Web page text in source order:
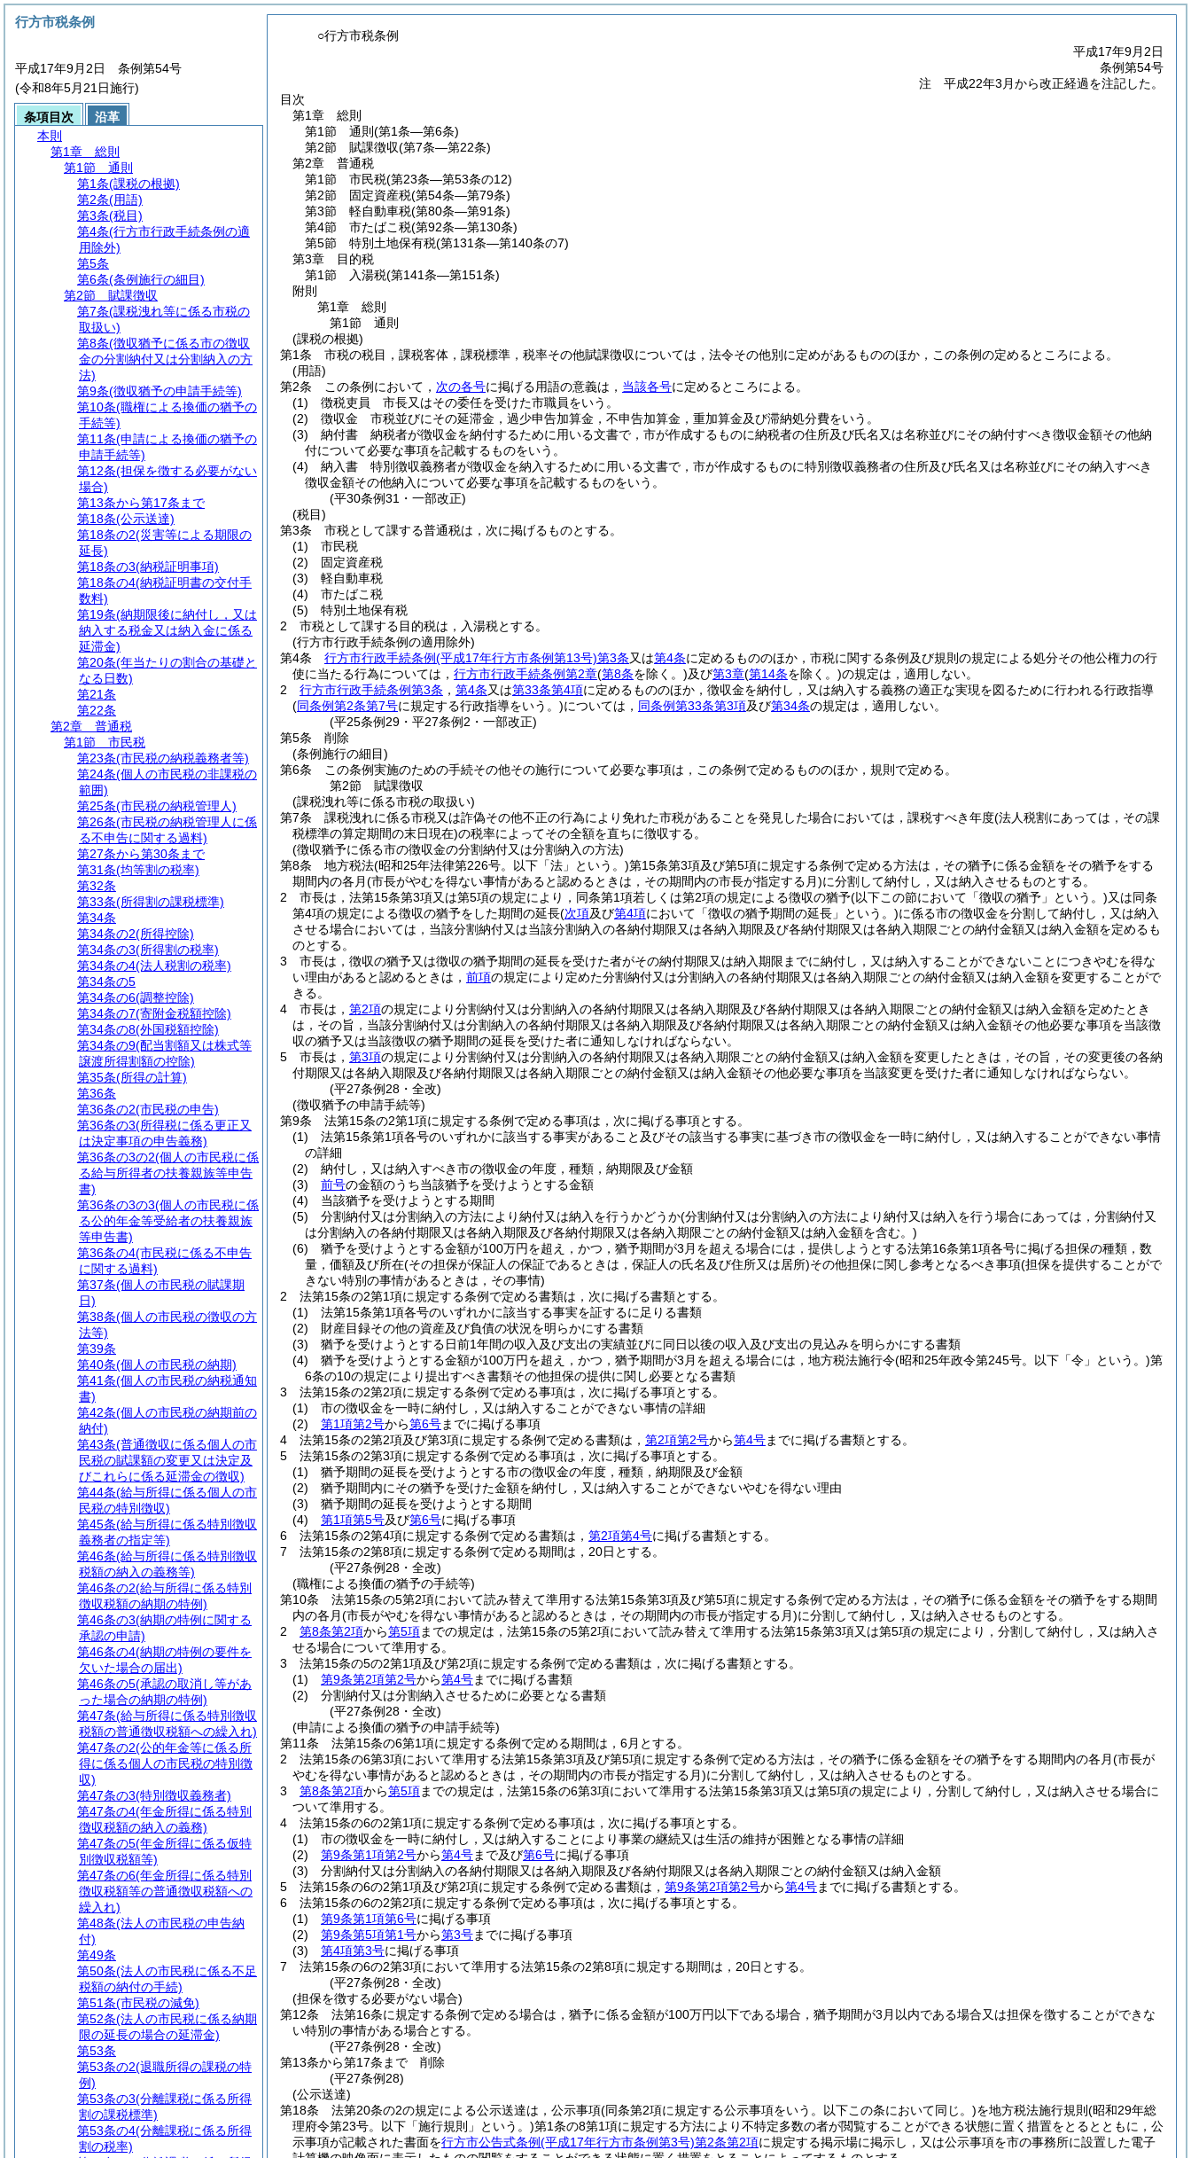
○行方市税条例
平成17年9月2日
条例第54号
注 平成22年3月から改正経過を注記した。
目次
第1章
総則
第1節
通則 (第1条―第6条)
第2節
賦課徴収(第7条―第22条)
第2章
普通税
第1節
市民税(第23条―第53条の12)
第2節
固定資産税(第54条―第79条)
第3節
軽自動車税(第80条―第91条)
第4節
市たばこ税(第92条―第130条)
第5節
特別土地保有税(第131条―第140条の7)
第3章
目的税
第1節
入湯税(第141条―第151条)
附則
第1章
総則
第1節
通則
(課税の根拠)
第1条
市税の税目，課税客体，課税標準，税率その他賦課徴収については，法令その他別に定めがあるもののほか，この条例の定めるところによる。
(用語)
第2条
この条例において， 次の各号に掲げる用語の意義は， 当該各号に定めるところによる。
(1)
徴税吏員 市長又はその委任を受けた市職員をいう。
(2)
徴収金 市税並びにその延滞金，過少申告加算金，不申告加算金，重加算金及び滞納処分費をいう。
(3)
納付書 納税者が徴収金を納付するために用いる文書で，市が作成するものに納税者の住所及び氏名又は名称並びにその納付すべき徴収金額その他納
付について必要な事項を記載するものをいう。
(4)
納入書 特別徴収義務者が徴収金を納入するために用いる文書で，市が作成するものに特別徴収義務者の住所及び氏名又は名称並びにその納入すべき
徴収金額その他納入について必要な事項を記載するものをいう。
(平30条例31・一部改正)
(税目)
第3条
市税として課する普通税は，次に掲げるものとする。
(1)
市民税
(2)
固定資産税
(3)
軽自動車税
(4)
市たばこ税
(5)
特別土地保有税
2
市税として課する目的税は，入湯税とする。
(行方市行政手続条例の適用除外)
第4条
行方市行政手続条例(平成17年行方市条例第13号)第3条又は第4条に定めるもののほか，市税に関する条例及び規則の規定による処分その他公権力の行
使に当たる行為については， 行方市行政手続条例第2章(第8条を除く。)及び第3章(第14条を除く。)の規定は，適用しない。
2
行方市行政手続条例第3条 ， 第4条又は第33条第4項に定めるもののほか，徴収金を納付し，又は納入する義務の適正な実現を図るために行われる行政指導
(同条例第2条第7号に規定する行政指導をいう。)については， 同条例第33条第3項及び第34条の規定は，適用しない。
(平25条例29・平27条例2・一部改正)
第5条
削除
(条例施行の細目)
第6条
この条例実施のための手続その他その施行について必要な事項は，この条例で定めるもののほか，規則で定める。
第2節
賦課徴収
(課税洩れ等に係る市税の取扱い)
第7条
課税洩れに係る市税又は詐偽その他不正の行為により免れた市税があることを発見した場合においては，課税すべき年度(法人税割にあっては，その課
税標準の算定期間の末日現在)の税率によってその全額を直ちに徴収する。
(徴収猶予に係る市の徴収金の分割納付又は分割納入の方法)
第8条
地方税法(昭和25年法律第226号。以下「法」という。)第15条第3項及び第5項に規定する条例で定める方法は，その猶予に係る金額をその猶予をする
期間内の各月(市長がやむを得ない事情があると認めるときは，その期間内の市長が指定する月)に分割して納付し，又は納入させるものとする。
2
市長は，法第15条第3項又は第5項の規定により，同条第1項若しくは第2項の規定による徴収の猶予(以下この節において「徴収の猶予」という。)又は同条
第4項の規定による徴収の猶予をした期間の延長(次項及び第4項において「徴収の猶予期間の延長」という。)に係る市の徴収金を分割して納付し，又は納入
させる場合においては，当該分割納付又は当該分割納入の各納付期限又は各納入期限及び各納付期限又は各納入期限ごとの納付金額又は納入金額を定めるも
のとする。
3
市長は，徴収の猶予又は徴収の猶予期間の延長を受けた者がその納付期限又は納入期限までに納付し，又は納入することができないことにつきやむを得な
い理由があると認めるときは， 前項の規定により定めた分割納付又は分割納入の各納付期限又は各納入期限ごとの納付金額又は納入金額を変更することがで
きる。
4
市長は， 第2項の規定により分割納付又は分割納入の各納付期限又は各納入期限及び各納付期限又は各納入期限ごとの納付金額又は納入金額を定めたとき
は，その旨，当該分割納付又は分割納入の各納付期限又は各納入期限及び各納付期限又は各納入期限ごとの納付金額又は納入金額その他必要な事項を当該徴
収の猶予又は当該徴収の猶予期間の延長を受けた者に通知しなければならない。
5
市長は， 第3項の規定により分割納付又は分割納入の各納付期限又は各納入期限ごとの納付金額又は納入金額を変更したときは，その旨，その変更後の各納
付期限又は各納入期限及び各納付期限又は各納入期限ごとの納付金額又は納入金額その他必要な事項を当該変更を受けた者に通知しなければならない。
(平27条例28・全改)
(徴収猶予の申請手続等)
第9条
法第15条の2第1項に規定する条例で定める事項は，次に掲げる事項とする。
(1)
法第15条第1項各号のいずれかに該当する事実があること及びその該当する事実に基づき市の徴収金を一時に納付し，又は納入することができない事情
の詳細
(2)
納付し，又は納入すべき市の徴収金の年度，種類，納期限及び金額
(3)
前号の金額のうち当該猶予を受けようとする金額
(4)
当該猶予を受けようとする期間
(5)
分割納付又は分割納入の方法により納付又は納入を行うかどうか(分割納付又は分割納入の方法により納付又は納入を行う場合にあっては，分割納付又
は分割納入の各納付期限又は各納入期限及び各納付期限又は各納入期限ごとの納付金額又は納入金額を含む。)
(6)
猶予を受けようとする金額が100万円を超え，かつ，猶予期間が3月を超える場合には，提供しようとする法第16条第1項各号に掲げる担保の種類，数
量，価額及び所在(その担保が保証人の保証であるときは，保証人の氏名及び住所又は居所)その他担保に関し参考となるべき事項(担保を提供することがで
きない特別の事情があるときは，その事情)
2
法第15条の2第1項に規定する条例で定める書類は，次に掲げる書類とする。
(1)
法第15条第1項各号のいずれかに該当する事実を証するに足りる書類
(2)
財産目録その他の資産及び負債の状況を明らかにする書類
(3)
猶予を受けようとする日前1年間の収入及び支出の実績並びに同日以後の収入及び支出の見込みを明らかにする書類
(4)
猶予を受けようとする金額が100万円を超え，かつ，猶予期間が3月を超える場合には，地方税法施行令(昭和25年政令第245号。以下「令」という。)第
6条の10の規定により提出すべき書類その他担保の提供に関し必要となる書類
3
法第15条の2第2項に規定する条例で定める事項は，次に掲げる事項とする。
(1)
市の徴収金を一時に納付し，又は納入することができない事情の詳細
(2)
第1項第2号から第6号までに掲げる事項
4
法第15条の2第2項及び第3項に規定する条例で定める書類は， 第2項第2号から第4号までに掲げる書類とする。
5
法第15条の2第3項に規定する条例で定める事項は，次に掲げる事項とする。
(1)
猶予期間の延長を受けようとする市の徴収金の年度，種類，納期限及び金額
(2)
猶予期間内にその猶予を受けた金額を納付し，又は納入することができないやむを得ない理由
(3)
猶予期間の延長を受けようとする期間
(4)
第1項第5号及び第6号に掲げる事項
6
法第15条の2第4項に規定する条例で定める書類は， 第2項第4号に掲げる書類とする。
7
法第15条の2第8項に規定する条例で定める期間は，20日とする。
(平27条例28・全改)
(職権による換価の猶予の手続等)
第10条
法第15条の5第2項において読み替えて準用する法第15条第3項及び第5項に規定する条例で定める方法は，その猶予に係る金額をその猶予をする期間
内の各月(市長がやむを得ない事情があると認めるときは，その期間内の市長が指定する月)に分割して納付し，又は納入させるものとする。
2
第8条第2項から第5項までの規定は，法第15条の5第2項において読み替えて準用する法第15条第3項又は第5項の規定により，分割して納付し，又は納入さ
せる場合について準用する。
3
法第15条の5の2第1項及び第2項に規定する条例で定める書類は，次に掲げる書類とする。
(1)
第9条第2項第2号から第4号までに掲げる書類
(2)
分割納付又は分割納入させるために必要となる書類
(平27条例28・全改)
(申請による換価の猶予の申請手続等)
第11条
法第15条の6第1項に規定する条例で定める期間は，6月とする。
2
法第15条の6第3項において準用する法第15条第3項及び第5項に規定する条例で定める方法は，その猶予に係る金額をその猶予をする期間内の各月(市長が
やむを得ない事情があると認めるときは，その期間内の市長が指定する月)に分割して納付し，又は納入させるものとする。
3
第8条第2項から第5項までの規定は，法第15条の6第3項において準用する法第15条第3項又は第5項の規定により，分割して納付し，又は納入させる場合に
ついて準用する。
4
法第15条の6の2第1項に規定する条例で定める事項は，次に掲げる事項とする。
(1)
市の徴収金を一時に納付し，又は納入することにより事業の継続又は生活の維持が困難となる事情の詳細
(2)
第9条第1項第2号から第4号まで及び第6号に掲げる事項
(3)
分割納付又は分割納入の各納付期限又は各納入期限及び各納付期限又は各納入期限ごとの納付金額又は納入金額
5
法第15条の6の2第1項及び第2項に規定する条例で定める書類は， 第9条第2項第2号から第4号までに掲げる書類とする。
6
法第15条の6の2第2項に規定する条例で定める事項は，次に掲げる事項とする。
(1)
第9条第1項第6号に掲げる事項
(2)
第9条第5項第1号から第3号までに掲げる事項
(3)
第4項第3号に掲げる事項
7
法第15条の6の2第3項において準用する法第15条の2第8項に規定する期間は，20日とする。
(平27条例28・全改)
(担保を徴する必要がない場合)
第12条
法第16条に規定する条例で定める場合は，猶予に係る金額が100万円以下である場合，猶予期間が3月以内である場合又は担保を徴することができな
い特別の事情がある場合とする。
(平27条例28・全改)
第13条から第17条まで
削除
(平27条例28)
(公示送達)
第18条
法第20条の2の規定による公示送達は，公示事項(同条第2項に規定する公示事項をいう。以下この条において同じ。)を地方税法施行規則 (昭和29年総
理府令第23号。以下「施行規則」という。)第1条の8第1項に規定する方法により不特定多数の者が閲覧することができる状態に置く措置をとるとともに，公
示事項が記載された書面を行方市公告式条例(平成17年行方市条例第3号)第2条第2項に規定する掲示場に掲示し，又は公示事項を市の事務所に設置した電子
行方市税条例
平成17年9月2日 条例第54号
(令和8年5月21日施行)
条項目次
沿革
本則
第1章
総則
第1節
通則
第1条(課税の根拠)
第2条(用語)
第3条(税目)
第4条(行方市行政手続条例の適
用除外)
第5条
第6条(条例施行の細目)
第2節
賦課徴収
第7条(課税洩れ等に係る市税の
取扱い)
第8条(徴収猶予に係る市の徴収
金の分割納付又は分割納入の方
法)
第9条(徴収猶予の申請手続等)
第10条(職権による換価の猶予の
手続等)
第11条(申請による換価の猶予の
申請手続等)
第12条(担保を徴する必要がない
場合)
第13条から第17条まで
第18条(公示送達)
第18条の2(災害等による期限の
延長)
第18条の3(納税証明事項)
第18条の4(納税証明書の交付手
数料)
第19条(納期限後に納付し，又は
納入する税金又は納入金に係る
延滞金)
第20条(年当たりの割合の基礎と
なる日数)
第21条
第22条
第2章
普通税
第1節
市民税
第23条(市民税の納税義務者等)
第24条(個人の市民税の非課税の
範囲)
第25条(市民税の納税管理人)
第26条(市民税の納税管理人に係
る不申告に関する過料)
第27条から第30条まで
第31条(均等割の税率)
第32条
第33条(所得割の課税標準)
第34条
第34条の2(所得控除)
第34条の3(所得割の税率)
第34条の4(法人税割の税率)
第34条の5
第34条の6(調整控除)
第34条の7(寄附金税額控除)
第34条の8(外国税額控除)
第34条の9(配当割額又は株式等
譲渡所得割額の控除)
第35条(所得の計算)
第36条
第36条の2(市民税の申告)
第36条の3(所得税に係る更正又
は決定事項の申告義務)
第36条の3の2(個人の市民税に係
る給与所得者の扶養親族等申告
書)
第36条の3の3(個人の市民税に係
る公的年金等受給者の扶養親族
等申告書)
第36条の4(市民税に係る不申告
に関する過料)
第37条(個人の市民税の賦課期
日)
第38条(個人の市民税の徴収の方
法等)
第39条
第40条(個人の市民税の納期)
第41条(個人の市民税の納税通知
書)
第42条(個人の市民税の納期前の
納付)
第43条(普通徴収に係る個人の市
民税の賦課額の変更又は決定及
びこれらに係る延滞金の徴収)
第44条(給与所得に係る個人の市
民税の特別徴収)
第45条(給与所得に係る特別徴収
義務者の指定等)
第46条(給与所得に係る特別徴収
税額の納入の義務等)
第46条の2(給与所得に係る特別
徴収税額の納期の特例)
第46条の3(納期の特例に関する
承認の申請)
第46条の4(納期の特例の要件を
欠いた場合の届出)
第46条の5(承認の取消し等があ
った場合の納期の特例)
第47条(給与所得に係る特別徴収
税額の普通徴収税額への繰入れ)
第47条の2(公的年金等に係る所
得に係る個人の市民税の特別徴
収)
第47条の3(特別徴収義務者)
第47条の4(年金所得に係る特別
徴収税額の納入の義務)
第47条の5(年金所得に係る仮特
別徴収税額等)
第47条の6(年金所得に係る特別
徴収税額等の普通徴収税額への
繰入れ)
第48条(法人の市民税の申告納
付)
第49条
第50条(法人の市民税に係る不足
税額の納付の手続)
第51条(市民税の減免)
第52条(法人の市民税に係る納期
限の延長の場合の延滞金)
第53条
第53条の2(退職所得の課税の特
例)
第53条の3(分離課税に係る所得
割の課税標準)
第53条の4(分離課税に係る所得
割の税率)